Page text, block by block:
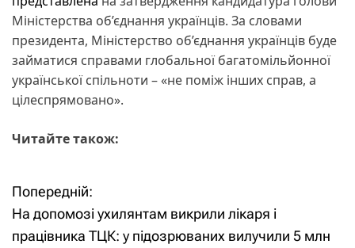
Міністерства об’єднання українців. За словами
президента, Міністерство об’єднання українців буде
займатися справами глобальної багатомільйонної
української спільноти – «не поміж інших справ, а
цілеспрямовано».
Читайте також:
Н
а
Попередній:
На допомозі ухилянтам викрили лікаря і
працівника ТЦК: у підозрюваних вилучили 5 млн